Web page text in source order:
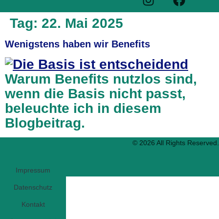
Tag: 22. Mai 2025
Wenigstens haben wir Benefits
Warum Benefits nutzlos sind,
wenn die Basis nicht passt,
beleuchte ich in diesem
Blogbeitrag.
© 2026 All Rights Reserved.
Impressum
Datenschutz
Kontakt